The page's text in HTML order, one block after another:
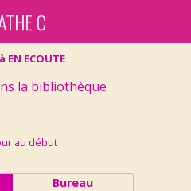
C
EN ECOUTE
la bibliothèque
au début
Bureau